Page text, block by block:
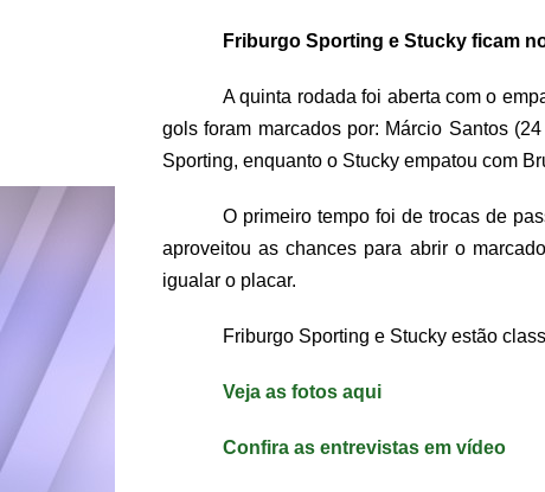
Friburgo Sporting e Stucky ficam
A quinta rodada foi aberta com o
gols foram marcados por: Márcio Santos
Sporting, enquanto o Stucky empatou com
O primeiro tempo foi de trocas de
aproveitou as chances para abrir o
igualar o placar.
Friburgo Sporting e Stucky estão
Veja as fotos aqui
Confira as entrevistas em vídeo